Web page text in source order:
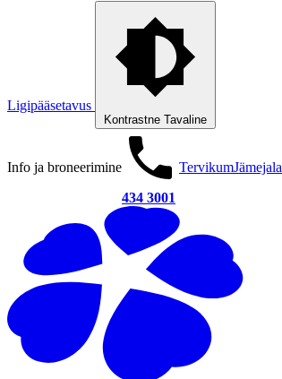
Ligipääsetavus
Kontrastne Tavaline
Info ja broneerimine
434 3001
TervikumJämejala